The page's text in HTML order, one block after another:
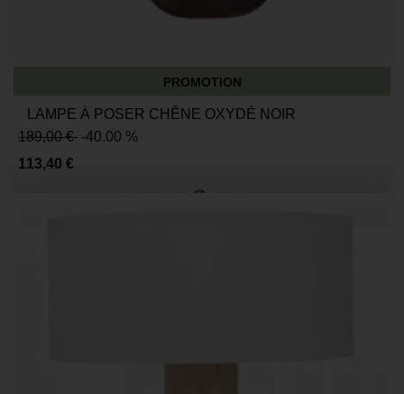
PROMOTION
LAMPE À POSER CHÊNE OXYDÉ NOIR
189,00 € -40.00 %
113,40 €